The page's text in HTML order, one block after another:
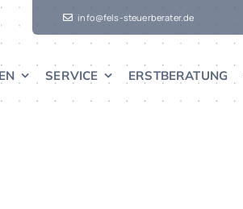
info@fels-steuerberater.de
SERVICE ERSTBERATUNG